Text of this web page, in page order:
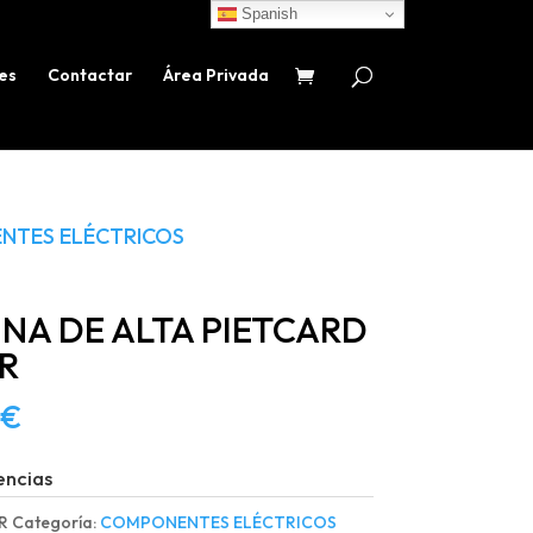
Contactar Área Privada
ELÉCTRICOS
DE ALTA PIETCARD
€
Categoría: COMPONENTES ELÉCTRICOS
Spanish